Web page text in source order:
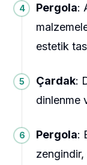
Pergola:
estetik
Çardak:
dinlenme
Pergola: